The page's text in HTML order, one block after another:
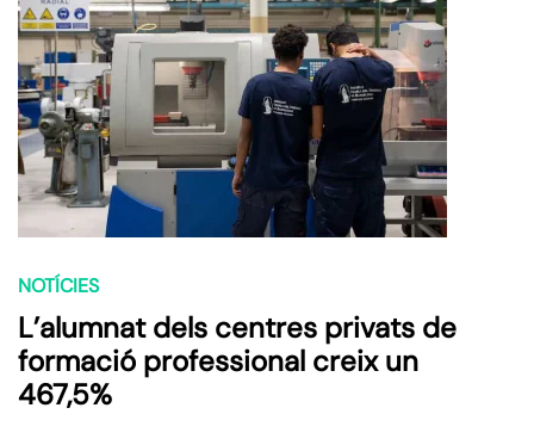
NOTÍCIES
L’alumnat dels centres privats de
formació professional creix un
467,5%